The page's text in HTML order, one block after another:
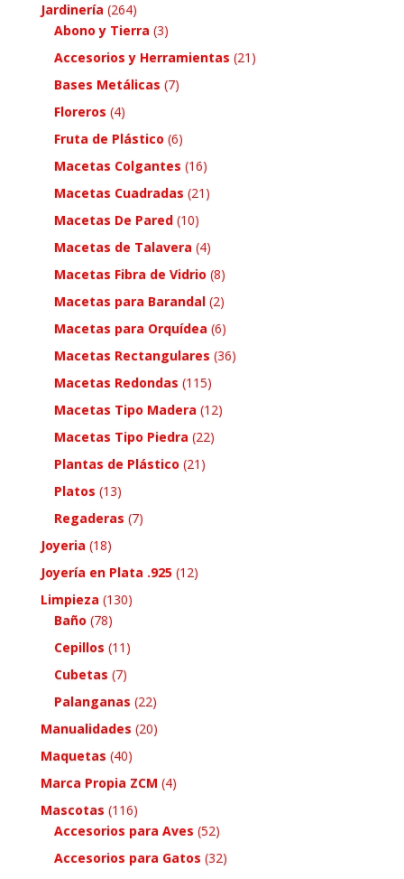
Jardinería (264)
Abono y Tierra (3)
Accesorios y Herramientas (21)
Bases Metálicas (7)
Floreros (4)
Fruta de Plástico (6)
Macetas Colgantes (16)
Macetas Cuadradas (21)
Macetas De Pared (10)
Macetas de Talavera (4)
Macetas Fibra de Vidrio (8)
Macetas para Barandal (2)
Macetas para Orquídea (6)
Macetas Rectangulares (36)
Macetas Redondas (115)
Macetas Tipo Madera (12)
Macetas Tipo Piedra (22)
Plantas de Plástico (21)
Platos (13)
Regaderas (7)
Joyeria (18)
Joyería en Plata .925 (12)
Limpieza (130)
Baño (78)
Cepillos (11)
Cubetas (7)
Palanganas (22)
Manualidades (20)
Maquetas (40)
Marca Propia ZCM (4)
Mascotas (116)
Accesorios para Aves (52)
Accesorios para Gatos (32)